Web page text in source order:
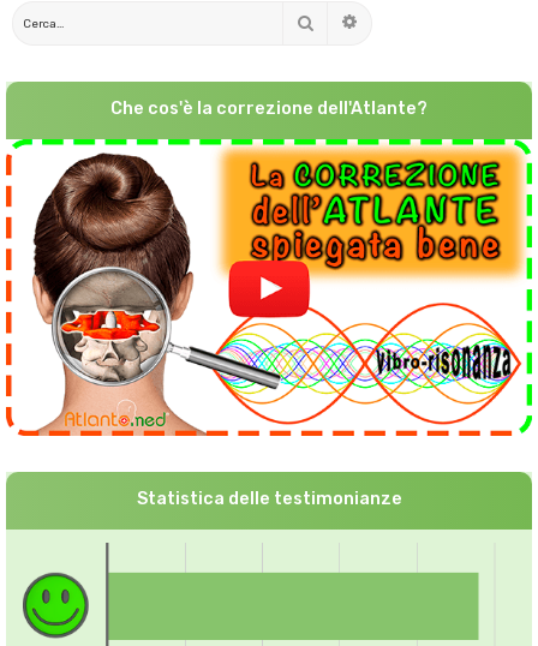
Cerca
Che cos'è la correzione dell'Atlante?
Statistica delle testimonianze